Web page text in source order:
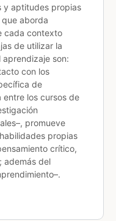
y aptitudes propias
aborda
cada contexto
de utilizar la
son:
con los
de
entre los cursos de
promueve
propias
crítico,
además del